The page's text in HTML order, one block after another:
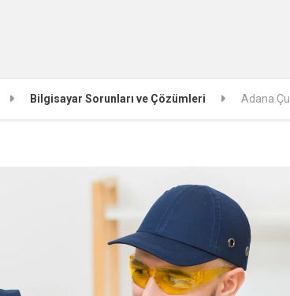
Bilgisayar Sorunları ve Çözümleri Adana